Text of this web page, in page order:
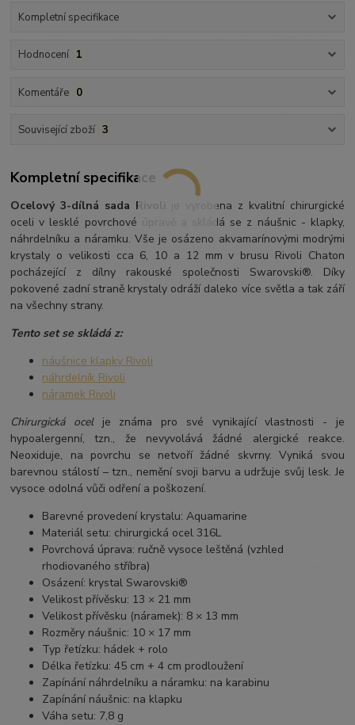
Kompletní specifikace
Hodnocení 1
Komentáře 0
Související zboží 3
Kompletní specifikace
Ocelový 3-dílná sada Rivoli
je vyrobena z kvalitní chirurgické
oceli v lesklé povrchové úpravě a skládá se z náušnic - klapky,
náhrdelníku a náramku. Vše je osázeno akvamarínovými modrými
krystaly o velikosti cca 6, 10 a 12 mm v brusu Rivoli Chaton
pocházející z dílny rakouské společnosti Swarovski®. Díky
pokovené zadní straně krystaly odráží daleko více světla a tak září
na všechny strany.
Tento set se skládá z:
náušnice klapky Rivoli
náhrdelník Rivoli
náramek Rivoli
Chirurgická ocelje známa pro své vynikající vlastnosti - je
hypoalergenní, tzn., že nevyvolává žádné alergické reakce.
Neoxiduje, na povrchu se netvoří žádné skvrny. Vyniká svou
barevnou stálostí – tzn., nemění svoji barvu a udržuje svůj lesk. Je
vysoce odolná vůči odření a poškození.
Barevné provedení krystalu: Aquamarine
Materiál setu: chirurgická ocel 316L
Povrchová úprava: ručně vysoce leštěná (vzhled
rhodiovaného stříbra)
Osázení: krystal Swarovski®
Velikost přívěsku: 13 × 21 mm
Velikost přívěsku (náramek): 8 × 13 mm
Rozměry náušnic: 10 × 17 mm
Typ řetízku: hádek + rolo
Délka řetízku: 45 cm + 4 cm prodloužení
Zapínání náhrdelníku a náramku: na karabinu
Zapínání náušnic: na klapku
Váha setu: 7,8 g